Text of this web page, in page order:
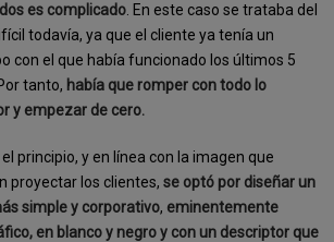
es complicado . En este caso se trataba del
todavía, ya que el cliente ya tenía un
con el que había funcionado los últimos 5
tanto, había que romper con todo lo
y empezar de cero.
el principio, y en línea con la imagen que
proyectar los clientes,se optó por diseñar un
simple y corporativo, eminentemente
en blanco y negro y con un descriptor que